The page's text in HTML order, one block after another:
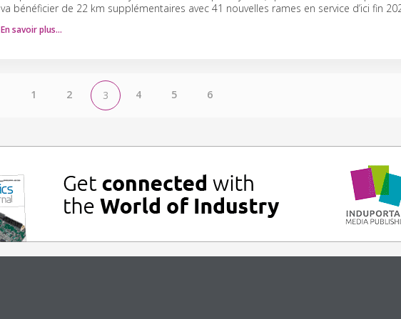
va bénéficier de 22 km supplémentaires avec 41 nouvelles rames en service d’ici fin
En savoir plus…
1 2 3 4 5 6